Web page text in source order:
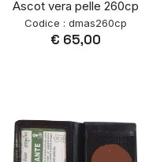
Ascot vera pelle 260cp
Codice : dmas260cp
€ 65,00